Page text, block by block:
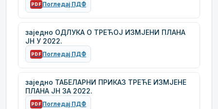
PDF Погледај ПДФ
заједно ОДЛУКА О ТРЕЋОЈ ИЗМЈЕНИ ПЛАНА
ЈН У 2022.
PDF Погледај ПДФ
заједно ТАБЕЛАРНИ ПРИКАЗ ТРЕЋЕ ИЗМЈЕНЕ
ПЛАНА ЈН ЗА 2022.
PDF Погледај ПДФ